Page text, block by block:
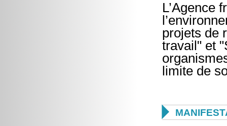
L’Agence
projets de
travail" et
limite de
